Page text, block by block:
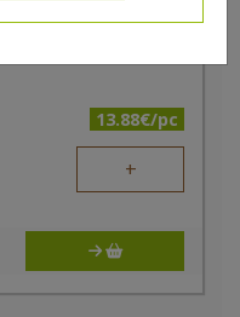
13.88€/pc
+